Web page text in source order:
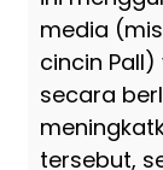
media
cincin
secara
tersebut,